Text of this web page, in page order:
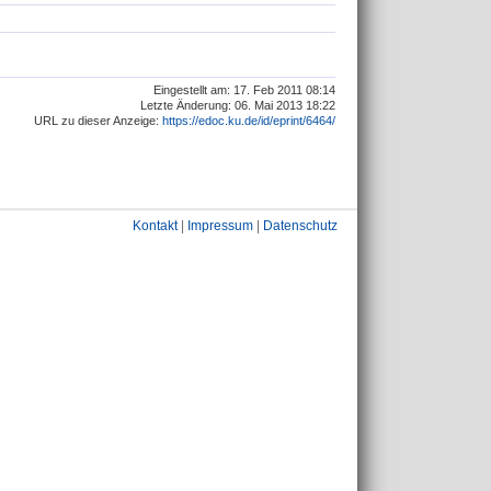
Eingestellt am: 17. Feb 2011 08:14
Letzte Änderung: 06. Mai 2013 18:22
URL zu dieser Anzeige: https://edoc.ku.de/id/eprint/6464/
Kontakt| Impressum Datenschutz